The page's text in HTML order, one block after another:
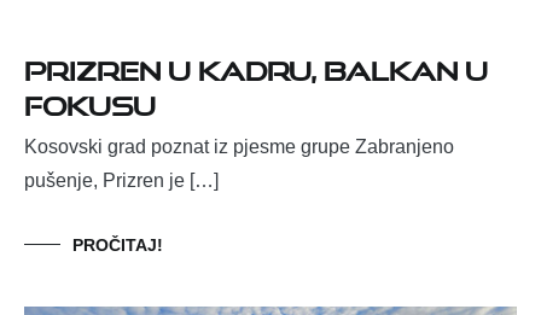
Prizren u kadru, Balkan u
fokusu
Kosovski grad poznat iz pjesme grupe Zabranjeno
pušenje, Prizren je […]
PROČITAJ!